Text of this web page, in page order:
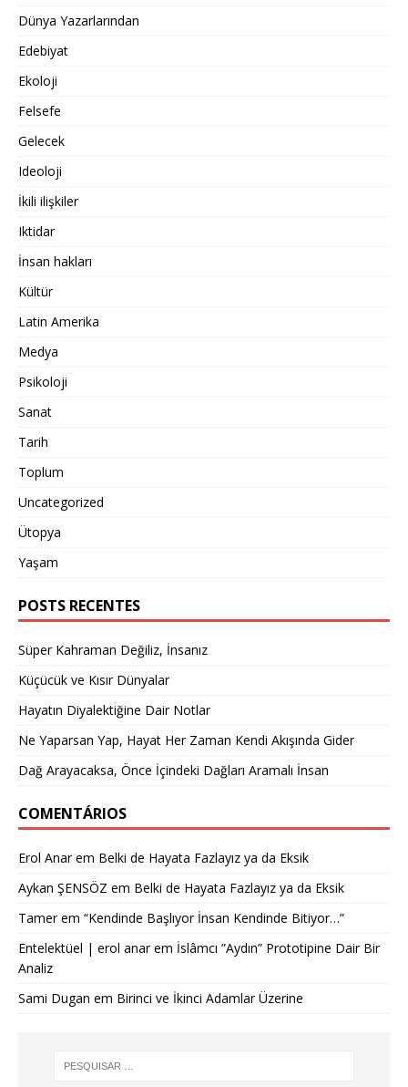
Dünya Yazarlarından
Edebiyat
Ekoloji
Felsefe
Gelecek
Ideoloji
İkili ilişkiler
Iktidar
İnsan hakları
Kültür
Latin Amerika
Medya
Psikoloji
Sanat
Tarih
Toplum
Uncategorized
Ütopya
Yaşam
POSTS RECENTES
Süper Kahraman Değiliz, İnsanız
Küçücük ve Kısır Dünyalar
Hayatın Diyalektiğine Dair Notlar
Ne Yaparsan Yap, Hayat Her Zaman Kendi Akışında Gider
Dağ Arayacaksa, Önce İçindeki Dağları Aramalı İnsan
COMENTÁRIOS
Erol Anarem Belki de Hayata Fazlayız ya da Eksik
Aykan ŞENSÖZ em Belki de Hayata Fazlayız ya da Eksik
Tamerem “Kendinde Başlıyor İnsan Kendinde Bitiyor…”
Entelektüel | erol anarem İslâmcı ”Aydın” Prototipine Dair Bir
Analiz
Sami Dugan em Birinci ve İkinci Adamlar Üzerine